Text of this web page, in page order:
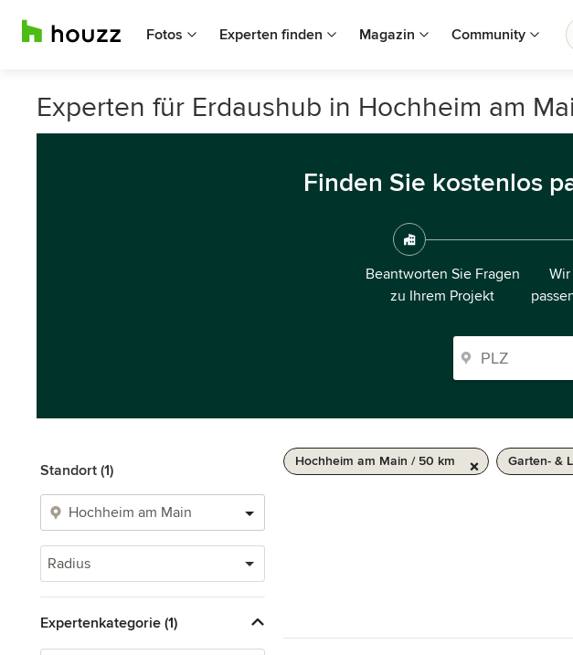
Fotos Experten finden Magazin Community
Experten für Erdaushub in Hochheim am
Finden Sie kostenlos
Beantworten Sie Fragen
zu Ihrem Projekt
Standort (1)
Radius
Expertenkategorie (1)
Hochheim am Main / 50 km Garten- &